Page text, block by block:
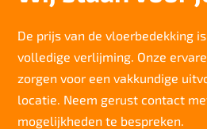
7/8
Slijtvastheid NF EN 1307
klasse 33 LC 1+ Rolstoel A
Thermische weerstand
0,17 m²C° / W
De prijs van de vloerbedekking
volledige verlijming. Onze
zorgen voor een vakkundige
locatie. Neem gerust contact
mogelijkheden te bespreken.